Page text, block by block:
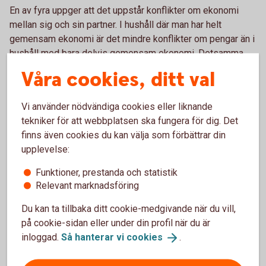
En av fyra uppger att det uppstår konflikter om ekonomi
mellan sig och sin partner. I hushåll där man har helt
gemensam ekonomi är det mindre konflikter om pengar än i
hushåll med bara delvis gemensam ekonomi. Detsamma
vill säga småinköp av till exempel vantar till barnen och
kvinnor uppger att de i större utsträckning än männen
betalar mer av.
– Försök att även dela på alla småutgifterna, man kan till
man använder till den här typen av inköp. På så sätt kan man
slippa onödigt tjat och konflikter om pengar hemma, säger
Madelén Falkenhäll.
Våra cookies, ditt val
Vi använder nödvändiga cookies eller liknande
tekniker för att webbplatsen ska fungera för dig. Det
finns även cookies du kan välja som förbättrar din
upplevelse:
Funktioner, prestanda och statistik
Relevant marknadsföring
Du kan ta tillbaka ditt cookie-medgivande när du vill,
på cookie-sidan eller under din profil när du är
inloggad. Så hanterar vi cookies .